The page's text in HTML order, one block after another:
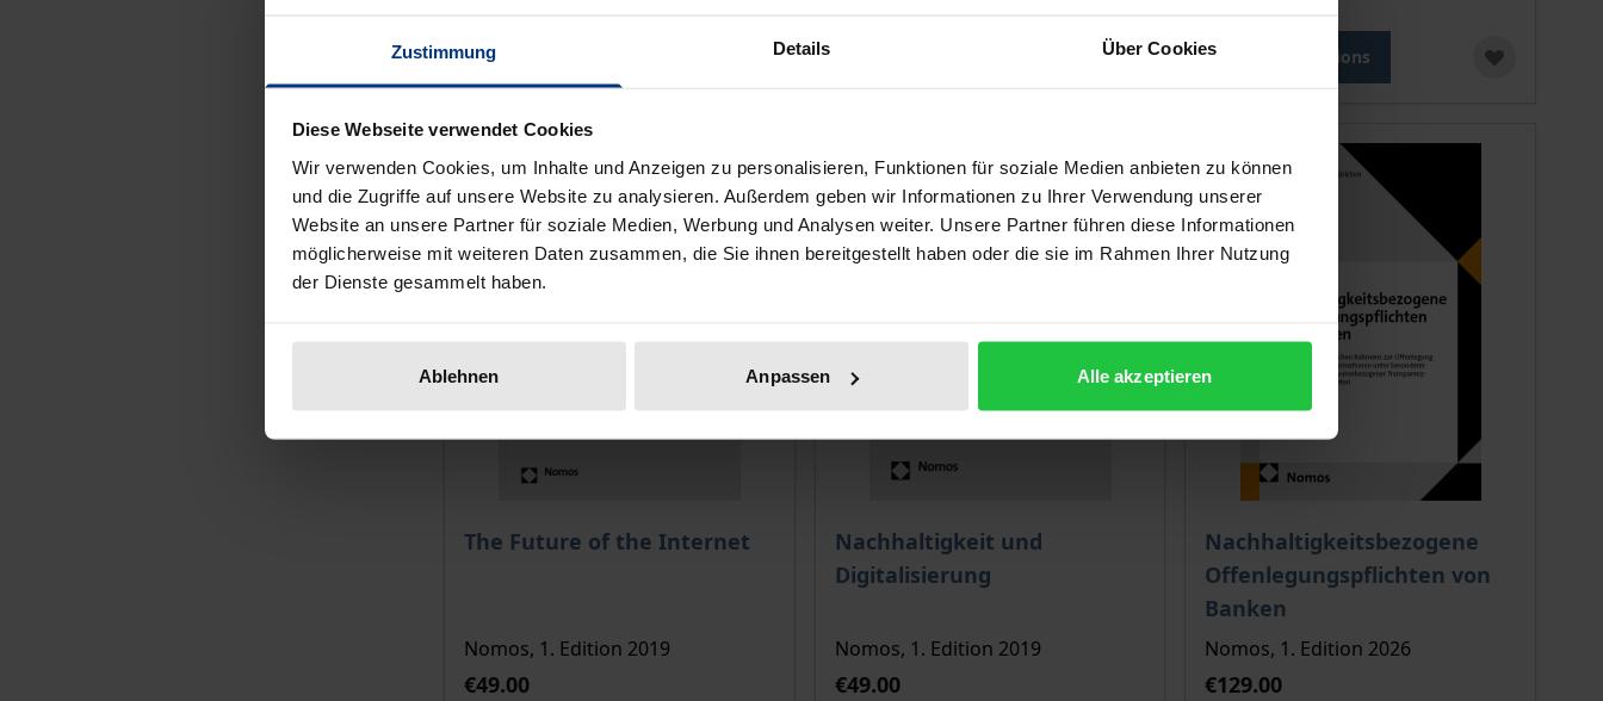
Zustimmung Details Über Cookies
Diese Webseite verwendet Cookies
Wir verwenden Cookies, um Inhalte und Anzeigen zu personalisieren, Funktionen für soziale Medien anbieten zu können
und die Zugriffe auf unsere Website zu analysieren. Außerdem geben wir Informationen zu Ihrer Verwendung unserer
Website an unsere Partner für soziale Medien, Werbung und Analysen weiter. Unsere Partner führen diese Informationen
möglicherweise mit weiteren Daten zusammen, die Sie ihnen bereitgestellt haben oder die sie im Rahmen Ihrer Nutzung
der Dienste gesammelt haben.
Ablehnen Anpassen Alle akzeptieren
Select options
The Future of the Internet
The price depends on the options chosen on the product page
Nomos, 1. Edition 2019
€49.00
Nachhaltigkeit und
Digitalisierung
The price depends on the options chosen on the product page
Nomos, 1. Edition 2019
€49.00
Nachhaltigkeitsbezogene
Offenlegungspflichten von
Banken
The price depends on the options chosen
Nomos, 1. Edition 2026
€129.00